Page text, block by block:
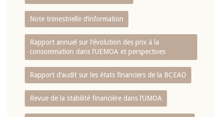
Note trimestrielle d‘information
Rapport annuel sur l‘évolution des prix à la
consommation dans l‘UEMOA et perspectives
Rapport d‘audit sur les états financiers de la BCEAO
Revue de la stabilité financière dans l‘UMOA